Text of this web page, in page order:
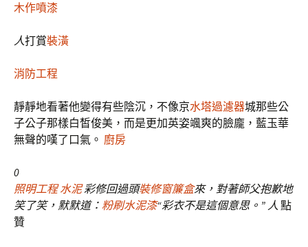
木作噴漆
人打賞裝潢
消防工程
靜靜地看著他變得有些陰沉，不像京水塔過濾器城那些公
子公子那樣白皙俊美，而是更加英姿颯爽的臉龐，藍玉華
無聲的嘆了口氣。 廚房
0
照明工程 水泥彩修回過頭裝修窗簾盒來，對著師父抱歉地
笑了笑，默默道： 粉刷水泥漆“彩衣不是這個意思。” 人 點
贊